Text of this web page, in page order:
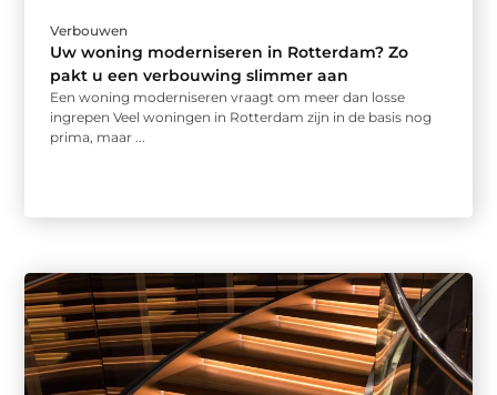
Verbouwen
Uw woning moderniseren in Rotterdam? Zo
pakt u een verbouwing slimmer aan
Een woning moderniseren vraagt om meer dan losse
ingrepen Veel woningen in Rotterdam zijn in de basis nog
prima, maar ...